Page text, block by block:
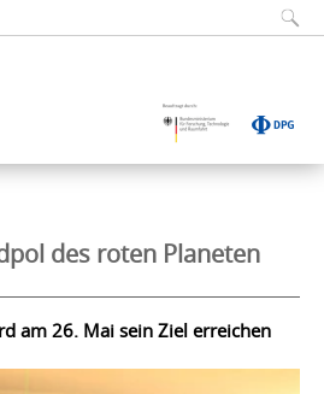
des roten Planeten
am 26. Mai sein Ziel erreichen